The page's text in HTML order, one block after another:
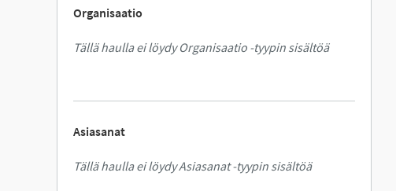
Organisaatio
Tällä haulla ei löydy Organisaatio -tyypin sisältöä
Asiasanat
Tällä haulla ei löydy Asiasanat -tyypin sisältöä